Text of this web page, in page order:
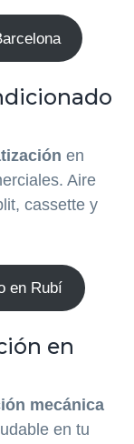
en
Aire
cassette y
en Rubí
en
mecánica
en tu